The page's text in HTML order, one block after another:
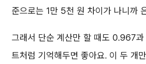
준으로는 1만 5천 원 차이가 나니까
그래서 단순 계산만 할 때도 0.967
트처럼 기억해두면 좋아요. 이 두 개